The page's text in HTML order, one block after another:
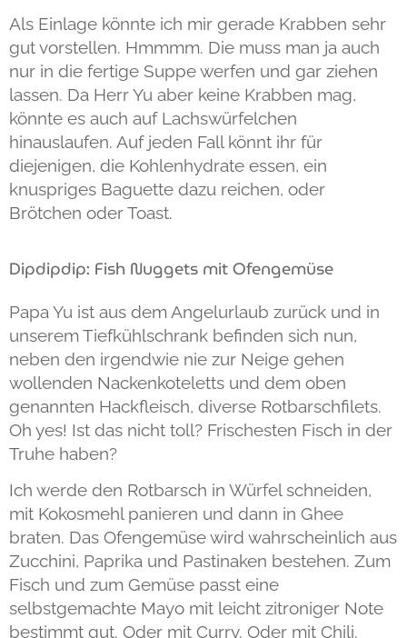
Als Einlage könnte ich mir gerade Krabben sehr
gut vorstellen. Hmmmm. Die muss man ja auch
nur in die fertige Suppe werfen und gar ziehen
lassen. Da Herr Yu aber keine Krabben mag,
könnte es auch auf Lachswürfelchen
hinauslaufen. Auf jeden Fall könnt ihr für
diejenigen, die Kohlenhydrate essen, ein
knuspriges Baguette dazu reichen, oder
Brötchen oder Toast.
Dipdipdip: Fish Nuggets mit Ofengemüse
Papa Yu ist aus dem Angelurlaub zurück und in
unserem Tiefkühlschrank befinden sich nun,
neben den irgendwie nie zur Neige gehen
wollenden Nackenkoteletts und dem oben
genannten Hackfleisch, diverse Rotbarschfilets.
Oh yes! Ist das nicht toll? Frischesten Fisch in der
Truhe haben?
Ich werde den Rotbarsch in Würfel schneiden,
mit Kokosmehl panieren und dann in Ghee
braten. Das Ofengemüse wird wahrscheinlich aus
Zucchini, Paprika und Pastinaken bestehen. Zum
Fisch und zum Gemüse passt eine
selbstgemachte Mayo mit leicht zitroniger Note
bestimmt gut. Oder mit Curry. Oder mit Chili.